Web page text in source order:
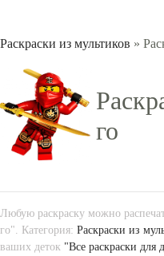
Раскраски из мультиков »
го
Любую раскраску можно
го". Категория: Раскраски из
ваших деток "Все раскраски для